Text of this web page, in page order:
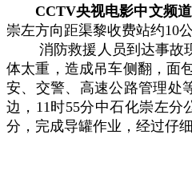
CCTV央视电影中文频道
崇左方向距渠黎收费站约10
消防救援人员到达事故现
体太重，造成吊车侧翻，面
安、交警、高速公路管理处
边，11时55分中石化崇左
分，完成导罐作业，经过仔